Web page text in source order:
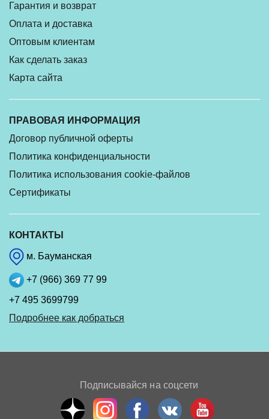
Гарантия и возврат
Оплата и доставка
Оптовым клиентам
Как сделать заказ
Карта сайта
ПРАВОВАЯ ИНФОРМАЦИЯ
Договор публичной оферты
Политика конфиденциальности
Политика использования cookie-файлов
Сертификаты
КОНТАКТЫ
м. Бауманская
+7 (966) 369 77 99
+7 495 3699799
Подробнее как добраться
Подписывайся на соцсети